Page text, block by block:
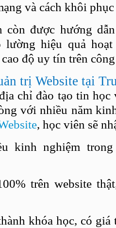
và cách khôi
còn được hướng
hiệu quả hoạt
độ uy tín trên
trị Website tại
chỉ đào tạo tin
với nhiều năm
, học viên sẽ
kinh nghiệm
trên website
khóa học, có